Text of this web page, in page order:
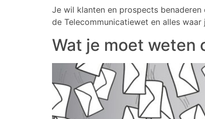
Je wil klanten en prospects
de Telecommunicatiewet en alles
Wat je moet weten